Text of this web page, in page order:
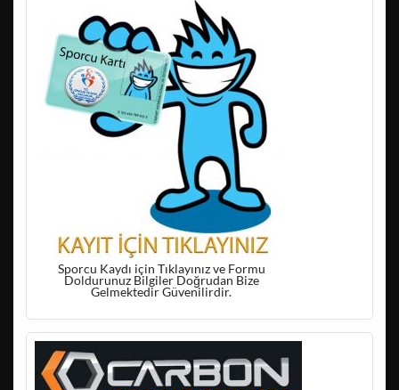
Sporcu Kaydı için Tıklayınız ve Formu
Doldurunuz Bilgiler Doğrudan Bize
Gelmektedir Güvenilirdir.